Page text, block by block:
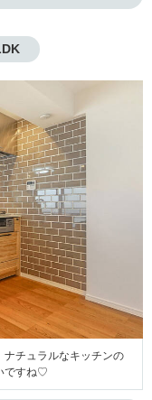
チュラルなキッチンの
ですね♡